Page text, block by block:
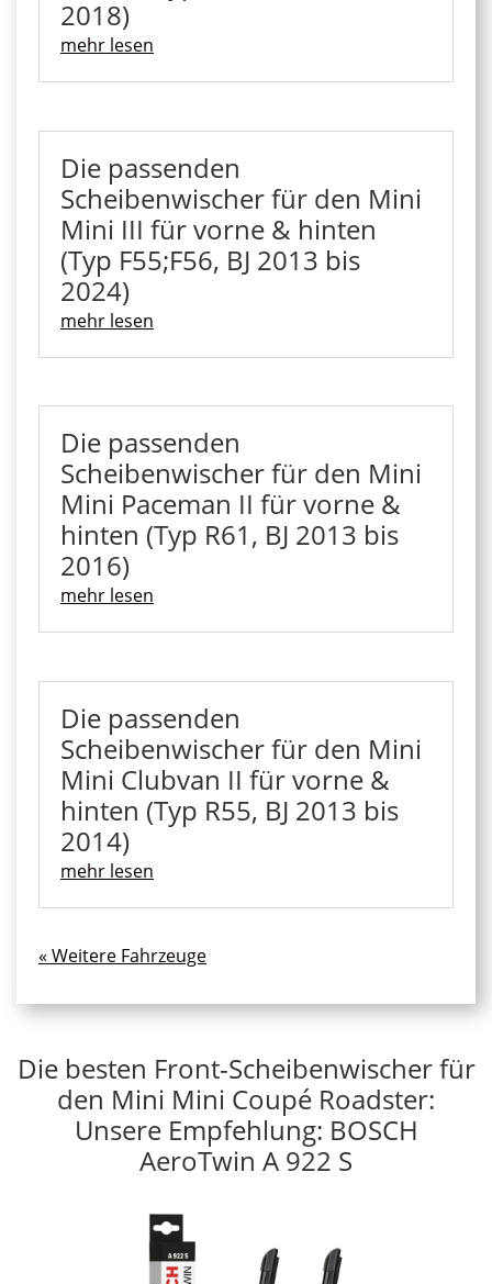
2018)
mehr lesen
Die passenden
Scheibenwischer für den Mini
Mini III für vorne & hinten
(Typ F55;F56, BJ 2013 bis
2024)
mehr lesen
Die passenden
Scheibenwischer für den Mini
Mini Paceman II für vorne &
hinten (Typ R61, BJ 2013 bis
2016)
mehr lesen
Die passenden
Scheibenwischer für den Mini
Mini Clubvan II für vorne &
hinten (Typ R55, BJ 2013 bis
2014)
mehr lesen
Die besten Front-Scheibenwischer für
den Mini Mini Coupé Roadster:
Unsere Empfehlung: BOSCH
AeroTwin A 922 S